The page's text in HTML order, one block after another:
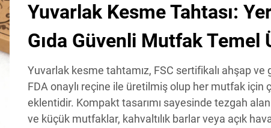
Yuvarlak Kesme Tahtası:
Gıda Güvenli Mutfak Temel
Yuvarlak kesme tahtamız, FSC sertifikalı ahşap ve
FDA onaylı reçine ile üretilmiş olup her mutfak için
eklentidir. Kompakt tasarımı sayesinde tezgah
ve küçük mutfaklar, kahvaltılık barlar veya açık